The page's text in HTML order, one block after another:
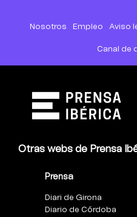
Nosotros Empleo Aviso
Canal de
Otras webs de Prensa
Prensa
Diari de Girona
Diario de Córdoba